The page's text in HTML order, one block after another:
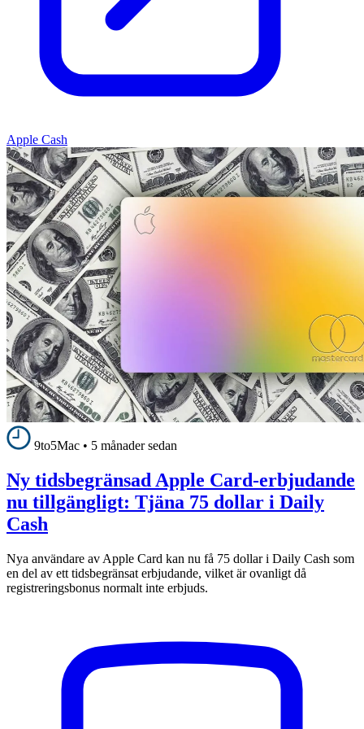
Apple Cash
9to5Mac • 5 månader sedan
Ny tidsbegränsad Apple Card-erbjudande
nu tillgängligt: Tjäna 75 dollar i Daily
Cash
Nya användare av Apple Card kan nu få 75 dollar i Daily Cash som
en del av ett tidsbegränsat erbjudande, vilket är ovanligt då
registreringsbonus normalt inte erbjuds.